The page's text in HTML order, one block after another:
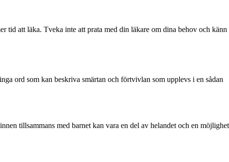
tid att läka. Tveka inte att prata med din läkare om dina behov och känn
ord som kan beskriva smärtan och förtvivlan som upplevs i en sådan
tillsammans med barnet kan vara en del av helandet och en möjlighet